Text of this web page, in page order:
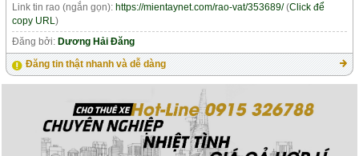
Link tin rao (ngắn gọn): https://mientaynet.com/rao-vat/353689/(Click để
copy URL)
Đăng bởi: Dương Hải Đăng
Đăng tin thật nhanh và dễ dàng